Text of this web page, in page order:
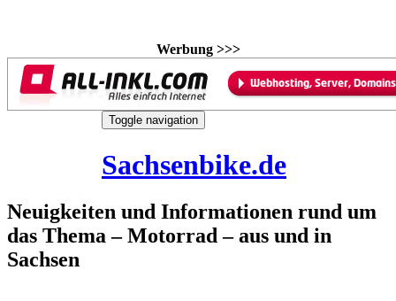
Werbung >>>
Toggle navigation
Sachsenbike.de
Neuigkeiten und Informationen rund um
das Thema – Motorrad – aus und in
Sachsen